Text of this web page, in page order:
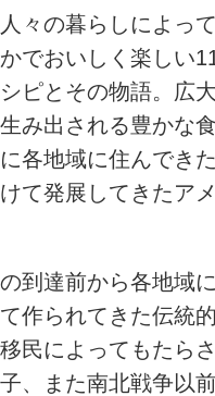
々の暮らしによっ
でおいしく楽しい
ピとその物語。広
み出される豊かな
各地域に住んでき
て発展してきたア
到達前から各地域
作られてきた伝統的
民によってもたら
、また南北戦争以